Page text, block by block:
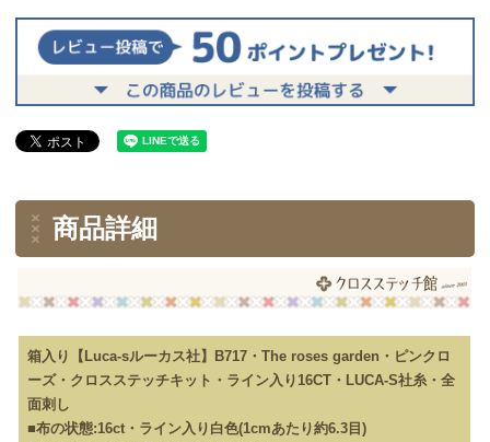
商品詳細
箱入り【Luca-sルーカス社】B717・The roses garden・ピンクロ
ーズ・クロスステッチキット・ライン入り16CT・LUCA-S社糸・全
面刺し
■布の状態:16ct・ライン入り白色(1cmあたり約6.3目)